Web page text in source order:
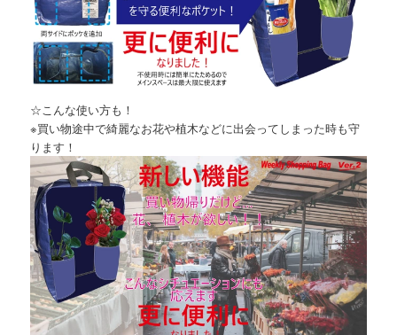
☆こんな使い方も！
※買い物途中で綺麗なお花や植木などに出会ってしまった時も守
ります！